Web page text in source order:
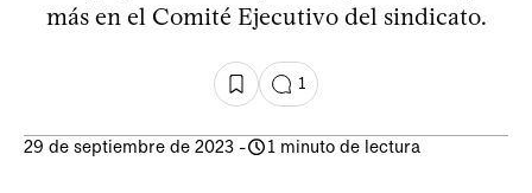
más en el Comité Ejecutivo del sindicato.
1
29 de septiembre de 2023 - 1 minuto de lectura